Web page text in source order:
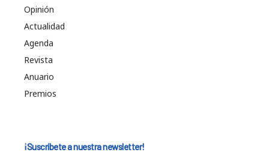
Opinión
Actualidad
Agenda
Revista
Anuario
Premios
¡Suscríbete a nuestra newsletter!